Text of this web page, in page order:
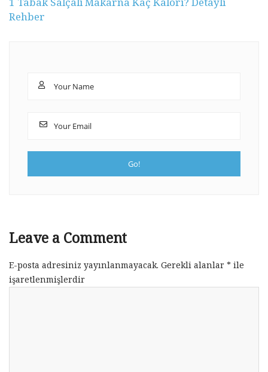
Rehber
Leave a Comment
E-posta adresiniz yayınlanmayacak. Gerekli alanlar * ile
işaretlenmişlerdir